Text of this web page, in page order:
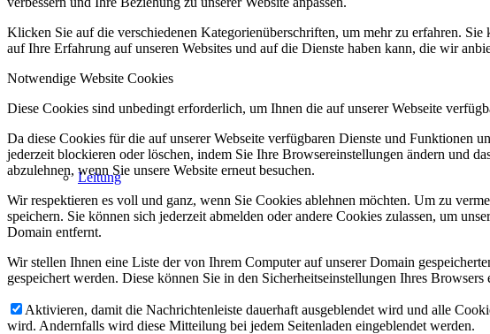
Leitung
Klicken Sie auf die verschiedenen Kategorienüberschriften, um mehr zu erfahren.
auf Ihre Erfahrung auf unseren Websites und auf die Dienste haben kann, die wir
Notwendige Website Cookies
Diese Cookies sind unbedingt erforderlich, um Ihnen die auf unserer Webseite
Da diese Cookies für die auf unserer Webseite verfügbaren Dienste und Funktionen
jederzeit blockieren oder löschen, indem Sie Ihre Browsereinstellungen ändern und
abzulehnen, wenn Sie unsere Website erneut besuchen.
Wir respektieren es voll und ganz, wenn Sie Cookies ablehnen möchten. Um zu
speichern. Sie können sich jederzeit abmelden oder andere Cookies zulassen, um
Domain entfernt.
Wir stellen Ihnen eine Liste der von Ihrem Computer auf unserer Domain
gespeichert werden. Diese können Sie in den Sicherheitseinstellungen Ihres Browsers
Aktivieren, damit die Nachrichtenleiste dauerhaft ausgeblendet wird und alle
wird. Andernfalls wird diese Mitteilung bei jedem Seitenladen eingeblendet werden.